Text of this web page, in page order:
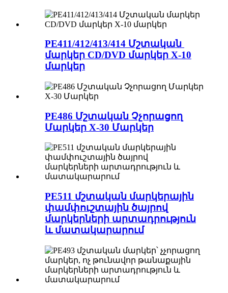
PE411/412/413/414 Մշտական ​​
մարկեր CD/DVD մարկեր X-10
մարկեր
PE486 Մշտական ​​Չչորացող
Մարկեր X-30 Մարկեր
PE511 մշտական ​​մարկերային
փամփուշտային ծայրով
մարկերների արտադրություն
և մատակարարում